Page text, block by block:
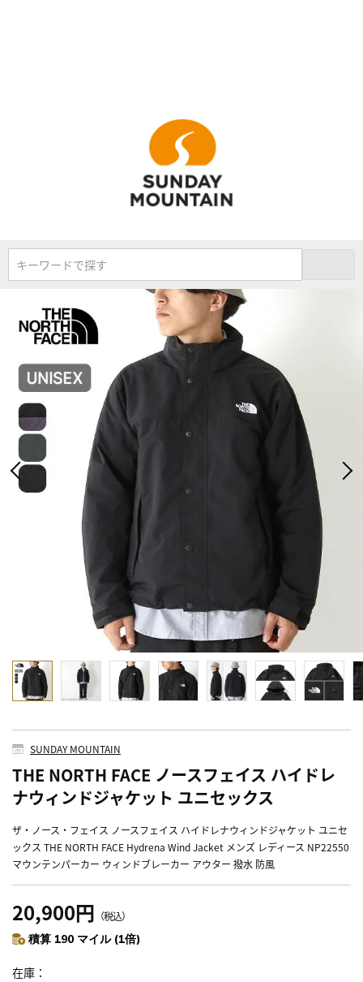
キーワードで探す
SUNDAY MOUNTAIN
THE NORTH FACE ノースフェイス ハイドレ
ナウィンドジャケット ユニセックス
ザ・ノース・フェイス ノースフェイス ハイドレナウィンドジャケット ユニセ
ックス THE NORTH FACE Hydrena Wind Jacket メンズ レディース NP22550
マウンテンパーカー ウィンドブレーカー アウター 撥水 防風
20,900円 （税込）
積算 190 マイル (1倍)
在庫